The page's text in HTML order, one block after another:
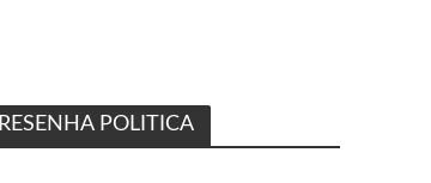
RESENHA POLITICA